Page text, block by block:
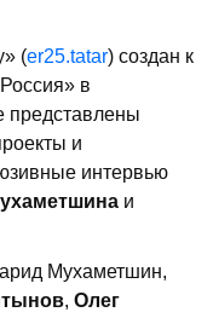
(er25.tatar) создан к
в
представлены
и
интервью
и
Мухаметшин,
, Олег